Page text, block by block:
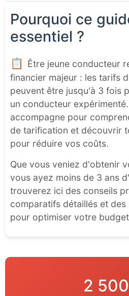
Pourquoi ce
essentiel ?
📋 Être jeune conducteur
financier majeur : les tarifs
peuvent être jusqu'à 3 fois
un conducteur
accompagne pour
de tarification et découvrir
pour réduire vos coûts.
Que vous veniez d'obtenir
vous ayez moins de 3 ans
trouverez ici des conseils
comparatifs détaillés et
pour optimiser votre
2